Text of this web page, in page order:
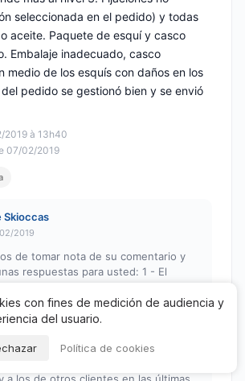
2019 à 13h40
07/02/2019
seleccionada en el pedido) y todas
aceite. Paquete de esquí y casco
Embalaje inadecuado, casco
medio de los esquís con daños en los
pedido se gestionó bien y se envió
Skioccas
2019
de tomar nota de su comentario y
respuestas para usted: 1 - El
para el material de esquí. Es
poco grasiento, pero protege los
prolongar su vida útil. No es un
la lata de 5L cuesta 350. 2 -
el montaje: Gracias a sus
con fines de medición de audiencia y
del usuario.
Política de cookies